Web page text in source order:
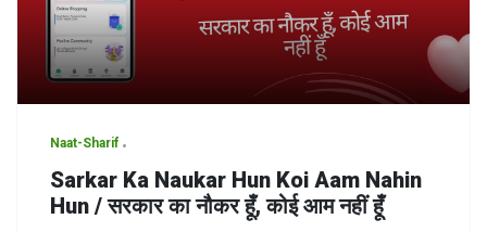
Naat-Sharif
Sarkar Ka Naukar Hun Koi Aam Nahin
Hun / सरकार का नौकर हूँ, कोई आम नहीं हूँ